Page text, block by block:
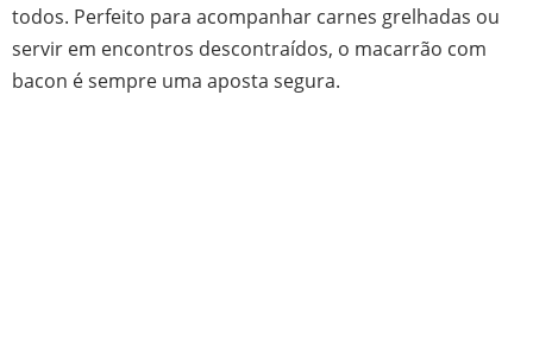
todos. Perfeito para acompanhar carnes grelhadas ou
servir em encontros descontraídos, o macarrão com
bacon é sempre uma aposta segura.